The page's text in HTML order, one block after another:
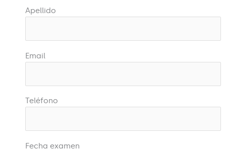
Apellido
Email
Teléfono
Fecha examen